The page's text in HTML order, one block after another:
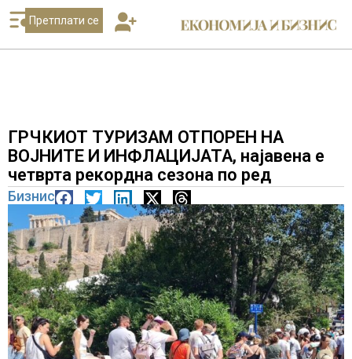
Претплати се
ГРЧКИОТ ТУРИЗАМ ОТПОРЕН НА
ВОЈНИТЕ И ИНФЛАЦИЈАТА, најавена е
четврта рекордна сезона по ред
Бизнис